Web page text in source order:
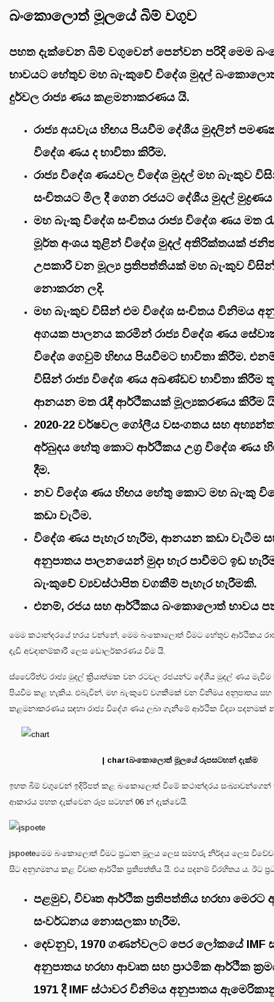
බංකොලොත් මූලයේ බිම් වගුව
පහත දැක්වෙන බිම් වගුවෙන් පෙන්වන පරිදි මෙම
භාවයට හේතුව මහ බැංකුවේ විදේශ මුදල්
දුර්වල රාජ්‍ය ණය කළමනාකරණය යි.
රාජ්‍ය අයවැය හිඟය පියවීම දේශීය මුදලින්
විදේශ ණය ද භාවිතා කිරීම.
රාජ්‍ය විදේශ ණයවල විදේශ මුදල් මහ බැංකුව
සංචිතයට මිල දී ගෙන රජයට දේශීය මුදල්
මහ බැංකු විදේශ සංචිතය රාජ්‍ය විදේශ ණය මත
මූර්ත අංශය තුළින් විදේශ මුදල් අතිරික්තයක්
උපකාරී වන මූල්‍ය ප්‍රතිපත්තියක් මහ බැංකුව
නොකරන ලදි.
මහ බැංකුව විසින් එම විදේශ සංචිතය විනිමය
අගයක පාලනය කරමින් රාජ්‍ය විදේශ ණය
විදේශ ගෙවුම් හිඟය පියවීමට භාවිතා කිරීම.
විසින් රාජ්‍ය විදේශ ණය අඛණ්ඩව භාවිතා කිරීම
ආනයන මත රැඳී ආර්ථිකයක් මූල්‍යකරණය කිරීම
2020-22 වර්ෂවල ගෝලීය වසංගතය සහ
අර්බුදය හේතු කොට ආර්ථිකය උග්‍ර විදේශ ණය
දීම.
නව විදේශ ණය හිඟය හේතු කොට මහ බැංකු
කඩා වැටීම.
විදේශ ණය පැහැර හැරීම, ආනයන කඩා වැටීම
අනුපාතය පාලනයෙන් මුදා හැර පාවීමට ඉඩ
බැංකුවේ ව්‍යවස්ථාපිත වගකීම් පැහැර හැරීමකි.
එනම්, රජය සහ ආර්ථිකය බංකොලොත් භාවය
මෙම කථාන්දරයේ හරය වන්නේ, මෙම බංකොලොත් වීමට හේතුව ආර්ථිකය
දැඩි අවදානම්කාරී ලෙස ඩොලර්කරණය වීම යි.
ස්වෛරිත්ව රාජ්‍ය මුදල් ක්‍රියාත්මක වන රටවල රජයන්ට දේශීය මුදල් ණය මැවීම
පියවීම කළ හැකිය. එබැවින්, මහ බැංකුවේ වගකීමක් වන විනිමය අනුපාතය සහ
කළමනාකරණය සඳහා රාජ්‍ය විදේශ ණය ලබා ගැනීමේ ආර්ථික විද්‍යා පදනමක්
| chartබංකොලොත් මූලයේ රුපසටහන් දැක්ම
ඉහත බිම් වගුවෙන් ඉදිරිපත් කළ බංකොලොත් වීමේ කථාන්දරය
ආකාරය පහත දැක්වෙන රූප සටහන් 06 න් දැක්වෙයි.
jspoeteමෙම බංකොලොත් වීමට ප්‍රධාන මූලය ලෙස සමහරු නිර්දය ලෙස
සිට අනුගමනය කළ විවෘත ආර්ථික ප්‍රතිපත්තිය යි. එය පදනම් විරහිතය ය. ඊට
පළමුව, විවෘත ආර්ථික ප්‍රතිපත්තිය හරහා මෙරට
සංවර්ධනය නොසලකා හැරීම.
දෙවනුව, 1970 ගණන්වලට පෙර ලෝකයේ IMF
අනුපාතය හරහා ආවෘත සහ ප්‍රාථමික ආර්ථික
1971 දී IMF ස්ථාවර විනිමය අනුපාතය